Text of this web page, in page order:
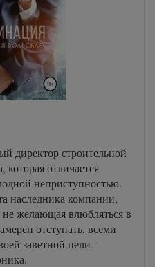
директор строительной
отличается
неприступностью.
наследника компании,
не желающая влюбляться в
отступать, всеми
заветной цели –